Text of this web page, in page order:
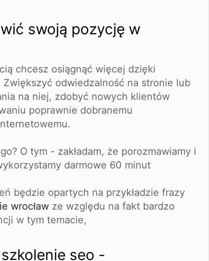
swoją pozycję w
chcesz osiągnąć więcej dzięki
odwiedzalność na stronie lub
na niej, zdobyć nowych klientów
poprawnie dobranemu
O tym - zakładam, że porozmawiamy i
darmowe 60 minut
będzie opartych na przykładzie frazy
wrocław ze względu na fakt bardzo
w tym temacie,
seo -